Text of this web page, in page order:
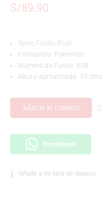
S/89.90
Serie: Funko Pop!
Franquicia: Pokémon
Número de Funko: 628
Altura aproximada: 10 cms.
AÑADIR AL CARRITO
Escríbenos
Añadir a mi lista de deseos